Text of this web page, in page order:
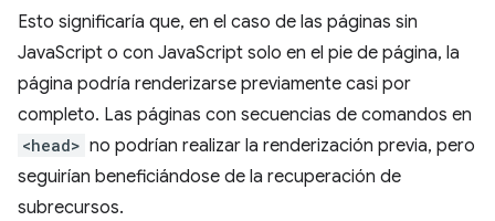
Esto significaría que, en el caso de las páginas sin
JavaScript o con JavaScript solo en el pie de página, la
página podría renderizarse previamente casi por
completo. Las páginas con secuencias de comandos en
<head> no podrían realizar la renderización previa, pero
seguirían beneficiándose de la recuperación de
subrecursos.